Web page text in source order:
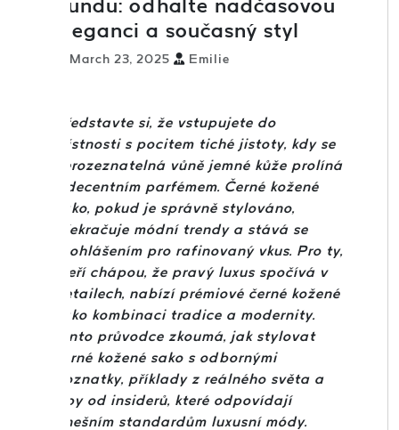
bundu: odhalte nadčasovou
eleganci a současný styl
March 23, 2025 Emilie
Představte si, že vstupujete do
místnosti s pocitem tiché jistoty, kdy se
nerozeznatelná vůně jemné kůže prolíná
s decentním parfémem. Černé kožené
sako, pokud je správně stylováno,
překračuje módní trendy a stává se
prohlášením pro rafinovaný vkus. Pro ty,
kteří chápou, že pravý luxus spočívá v
detailech, nabízí prémiové černé kožené
sako kombinaci tradice a modernity.
Tento průvodce zkoumá, jak stylovat
černé kožené sako s odbornými
poznatky, příklady z reálného světa a
tipy od insiderů, které odpovídají
dnešním standardům luxusní módy.